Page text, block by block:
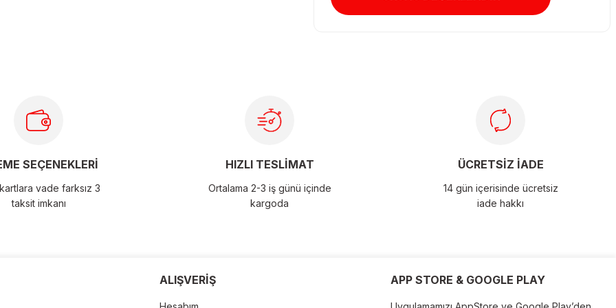
SEÇENEKLERİ
vade farksız 3
taksit imkanı
HIZLI TESLİMAT
Ortalama 2-3 iş günü içinde
kargoda
ÜCRETSİZ İADE
14 gün içerisinde ücretsiz
iade hakkı
ALIŞVERİŞ APP STORE & GOOGLE PLAY